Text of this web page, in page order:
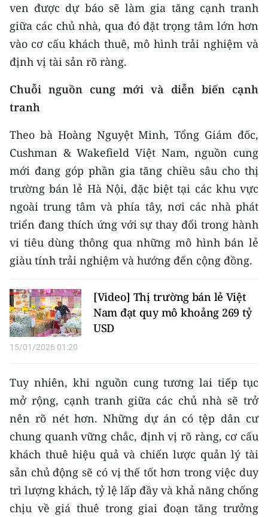
Video
Media Chính trị
Media Kinh tế
Media Văn hóa
Media Pháp luật
Media Du lịch
Media Thế giới
Media Thể thao
Media Giáo dục
Media Khoa học - Công nghệ
Media Môi trường
Ảnh
Infographic
TIN MỚI
TIN ĐỊA PHƯƠNG
Trung du và miền núi phía Bắc
Đồng bằng sông Hồng
ven được dự báo sẽ làm gia tăng cạnh tranh
giữa các chủ nhà, qua đó đặt trọng tâm lớn hơn
vào cơ cấu khách thuê, mô hình trải nghiệm và
định vị tài sản rõ ràng.
Chuỗi nguồn cung mới và diễn biến cạnh
tranh
Theo bà Hoàng Nguyệt Minh, Tổng Giám đốc,
Cushman & Wakefield Việt Nam, nguồn cung
mới đang góp phần gia tăng chiều sâu cho thị
trường bán lẻ Hà Nội, đặc biệt tại các khu vực
ngoài trung tâm và phía tây, nơi các nhà phát
triển đang thích ứng với sự thay đổi trong hành
vi tiêu dùng thông qua những mô hình bán lẻ
giàu tính trải nghiệm và hướng đến cộng đồng.
[Video] Thị trường bán lẻ Việt
Nam đạt quy mô khoảng 269 tỷ
USD
15/01/2026 01:20
Tuy nhiên, khi nguồn cung tương lai tiếp tục
mở rộng, cạnh tranh giữa các chủ nhà sẽ trở
nên rõ nét hơn. Những dự án có tệp dân cư
chung quanh vững chắc, định vị rõ ràng, cơ cấu
khách thuê hiệu quả và chiến lược quản lý tài
sản chủ động sẽ có vị thế tốt hơn trong việc duy
trì lượng khách, tỷ lệ lấp đầy và khả năng chống
chịu về giá thuê trong giai đoạn tăng trưởng